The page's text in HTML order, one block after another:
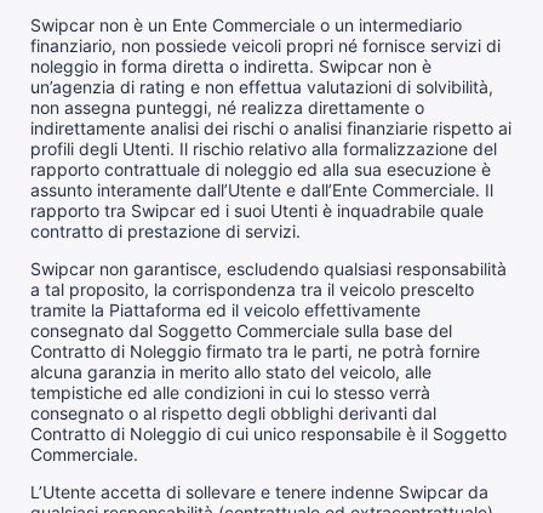
Swipcar non è un Ente Commerciale o un intermediario
finanziario, non possiede veicoli propri né fornisce servizi di
noleggio in forma diretta o indiretta. Swipcar non è
un’agenzia di rating e non effettua valutazioni di solvibilità,
non assegna punteggi, né realizza direttamente o
indirettamente analisi dei rischi o analisi finanziarie rispetto ai
profili degli Utenti. Il rischio relativo alla formalizzazione del
rapporto contrattuale di noleggio ed alla sua esecuzione è
assunto interamente dall’Utente e dall’Ente Commerciale. Il
rapporto tra Swipcar ed i suoi Utenti è inquadrabile quale
contratto di prestazione di servizi.
Swipcar non garantisce, escludendo qualsiasi responsabilità
a tal proposito, la corrispondenza tra il veicolo prescelto
tramite la Piattaforma ed il veicolo effettivamente
consegnato dal Soggetto Commerciale sulla base del
Contratto di Noleggio firmato tra le parti, ne potrà fornire
alcuna garanzia in merito allo stato del veicolo, alle
tempistiche ed alle condizioni in cui lo stesso verrà
consegnato o al rispetto degli obblighi derivanti dal
Contratto di Noleggio di cui unico responsabile è il Soggetto
Commerciale.
L’Utente accetta di sollevare e tenere indenne Swipcar da